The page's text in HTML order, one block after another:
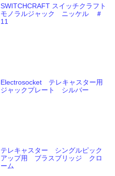
SWITCHCRAFT スイッチクラフト
モノラルジャック ニッケル ＃
11
Electrosocket テレキャスター用
ジャックプレート シルバー
テレキャスター シングルピック
アップ用 ブラスブリッジ クロ
ーム